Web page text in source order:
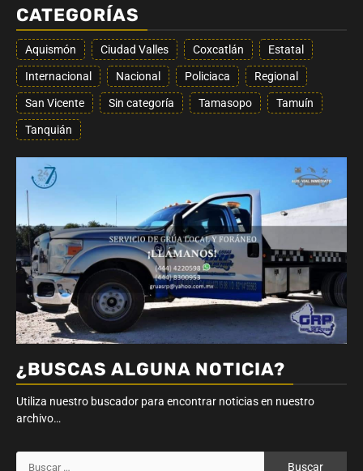
CATEGORÍAS
Aquismón Ciudad Valles Coxcatlán Estatal
Internacional Nacional Policiaca Regional
San Vicente Sin categoría Tamasopo Tamuín
Tanquián
¿BUSCAS ALGUNA NOTICIA?
Utiliza nuestro buscador para encontrar noticias en nuestro
archivo…